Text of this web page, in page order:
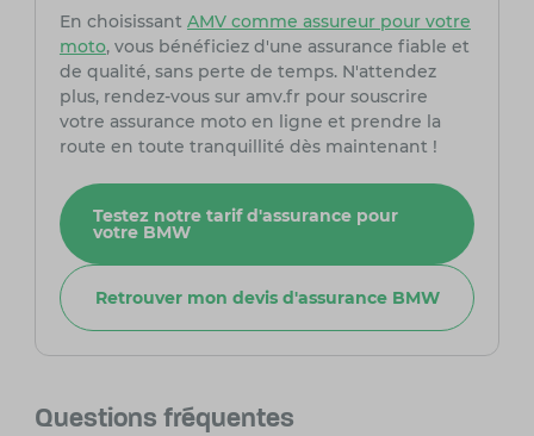
En choisissant AMV comme assureur pour votre
moto, vous bénéficiez d'une assurance fiable et
de qualité, sans perte de temps. N'attendez
plus, rendez-vous sur amv.fr pour souscrire
votre assurance moto en ligne et prendre la
route en toute tranquillité dès maintenant !
Testez notre tarif d'assurance pour
votre BMW
Retrouver mon devis d'assurance BMW
Questions fréquentes